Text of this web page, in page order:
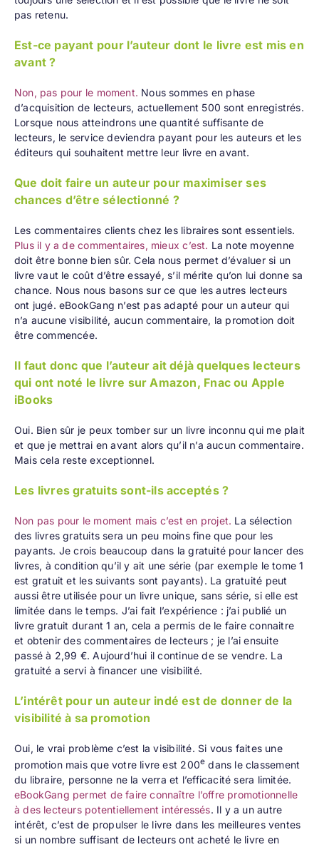
pas retenu.
Est-ce payant pour l’auteur dont le livre est mis en
avant ?
Non, pas pour le moment. Nous sommes en phase
d’acquisition de lecteurs, actuellement 500 sont enregistrés.
Lorsque nous atteindrons une quantité suffisante de
lecteurs, le service deviendra payant pour les auteurs et les
éditeurs qui souhaitent mettre leur livre en avant.
Que doit faire un auteur pour maximiser ses
chances d’être sélectionné ?
Les commentaires clients chez les libraires sont essentiels.
Plus il y a de commentaires, mieux c’est. La note moyenne
doit être bonne bien sûr. Cela nous permet d’évaluer si un
livre vaut le coût d’être essayé, s’il mérite qu’on lui donne sa
chance. Nous nous basons sur ce que les autres lecteurs
ont jugé. eBookGang n’est pas adapté pour un auteur qui
n’a aucune visibilité, aucun commentaire, la promotion doit
être commencée.
Il faut donc que l’auteur ait déjà quelques lecteurs
qui ont noté le livre sur Amazon, Fnac ou Apple
iBooks
Oui. Bien sûr je peux tomber sur un livre inconnu qui me plait
et que je mettrai en avant alors qu’il n’a aucun commentaire.
Mais cela reste exceptionnel.
Les livres gratuits sont-ils acceptés ?
Non pas pour le moment mais c’est en projet. La sélection
des livres gratuits sera un peu moins fine que pour les
payants. Je crois beaucoup dans la gratuité pour lancer des
livres, à condition qu’il y ait une série (par exemple le tome 1
est gratuit et les suivants sont payants). La gratuité peut
aussi être utilisée pour un livre unique, sans série, si elle est
limitée dans le temps. J’ai fait l’expérience : j’ai publié un
livre gratuit durant 1 an, cela a permis de le faire connaitre
et obtenir des commentaires de lecteurs ; je l’ai ensuite
passé à 2,99 €. Aujourd’hui il continue de se vendre. La
gratuité a servi à financer une visibilité.
L’intérêt pour un auteur indé est de donner de la
visibilité à sa promotion
Oui, le vrai problème c’est la visibilité. Si vous faites une
promotion mais que votre livre est 200e dans le classement
du libraire, personne ne la verra et l’efficacité sera limitée.
eBookGang permet de faire connaître l’offre promotionnelle
à des lecteurs potentiellement intéressés. Il y a un autre
intérêt, c’est de propulser le livre dans les meilleures ventes
si un nombre suffisant de lecteurs ont acheté le livre en